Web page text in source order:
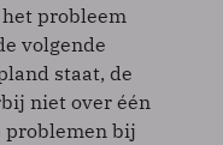
probleem
volgende
staat, de
niet over één
problemen bij